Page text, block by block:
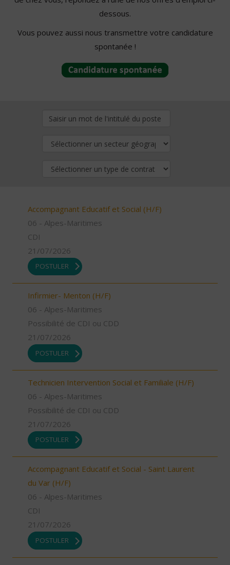
dessous.
Vous pouvez aussi nous transmettre votre candidature
spontanée !
Accompagnant Educatif et Social (H/F)
06 - Alpes-Maritimes
CDI
21/07/2026
POSTULER
Infirmier- Menton (H/F)
06 - Alpes-Maritimes
Possibilité de CDI ou CDD
21/07/2026
POSTULER
Technicien Intervention Social et Familiale (H/F)
06 - Alpes-Maritimes
Possibilité de CDI ou CDD
21/07/2026
POSTULER
Accompagnant Educatif et Social - Saint Laurent
du Var (H/F)
06 - Alpes-Maritimes
CDI
21/07/2026
POSTULER